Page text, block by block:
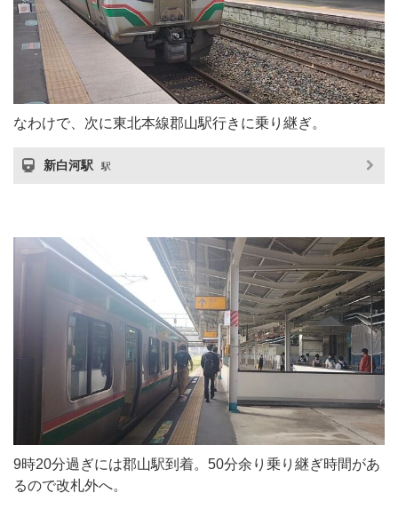
なわけで、次に東北本線郡山駅行きに乗り継ぎ。
新白河駅 駅
9時20分過ぎには郡山駅到着。50分余り乗り継ぎ時間があ
るので改札外へ。